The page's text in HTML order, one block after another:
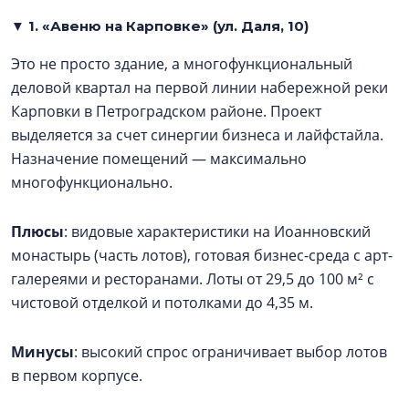
▼ 1. «Авеню на Карповке» (ул. Даля, 10)
Это не просто здание, а многофункциональный
деловой квартал на первой линии набережной реки
Карповки в Петроградском районе. Проект
выделяется за счет синергии бизнеса и лайфстайла.
Назначение помещений — максимально
многофункционально.
Плюсы: видовые характеристики на Иоанновский
монастырь (часть лотов), готовая бизнес-среда с арт-
галереями и ресторанами. Лоты от 29,5 до 100 м² с
чистовой отделкой и потолками до 4,35 м.
Минусы: высокий спрос ограничивает выбор лотов
в первом корпусе.